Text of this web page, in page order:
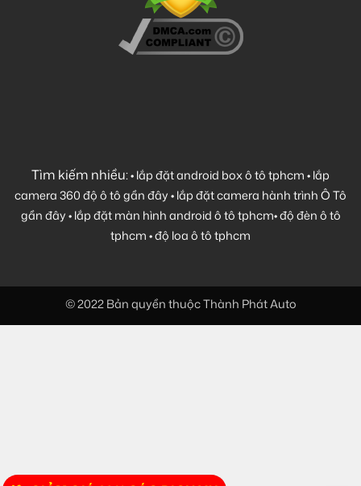
Tìm kiếm nhiều:•lắp đặt android box ô tô tphcm•lắp
camera 360 độ ô tô gần đây•lắp đặt camera hành trình Ô Tô
gần đây•lắp đặt màn hình android ô tô tphcm•độ đèn ô tô
tphcm•độ loa ô tô tphcm
© 2022 Bản quyền thuộc Thành Phát Auto